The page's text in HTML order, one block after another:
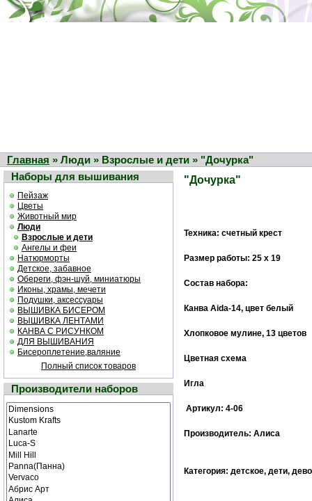
Главная » Люди » Взрослые и дети » "Дочурка"
Наборы для вышивания
Пейзаж
Цветы
Животный мир
Люди
Взрослые и дети
Ангелы и феи
Натюрморты
Детское, забавное
Обереги, фэн-шуй, миниатюры
Иконы, храмы, мечети
Подушки, аксессуары
ВЫШИВКА БИСЕРОМ
ВЫШИВКА ЛЕНТАМИ
КАНВА С РИСУНКОМ
ДЛЯ ВЫШИВАНИЯ
Бисероплетение,валяние
Полный список товаров
Производители наборов
"Дочурка"
Техника: счетный крест
Размер работы: 25 х 19
Состав набора:
Канва Aida-14, цвет белый
Хлопковое мулине, 13 цветов
Цветная схема
Игла
Артикул: 4-06
Производитель: Алиса
Категория: детское, дети,